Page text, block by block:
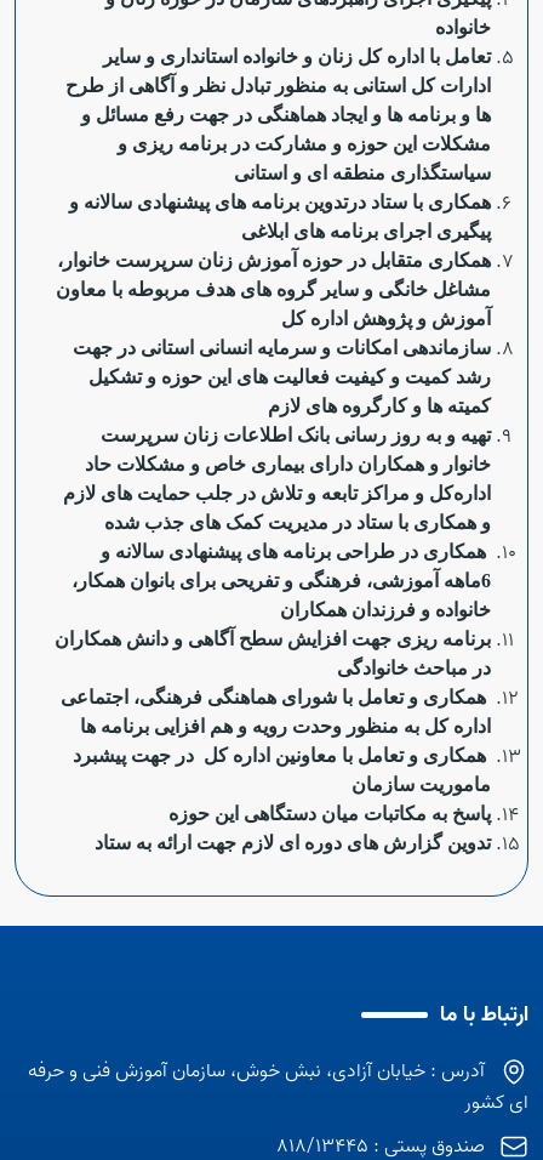
خانواده
تعامل با اداره کل زنان و خانواده استانداری و سایر
ادارات کل استانی به منظور تبادل نظر و آگاهی از طرح
ها و برنامه ها و ایجاد هماهنگی در جهت رفع مسائل و
مشکلات این حوزه و مشارکت در برنامه ریزی و
سیاستگذاری منطقه ای و استانی
همکاری با ستاد درتدوین برنامه های پیشنهادی سالانه و
پیگیری اجرای برنامه های ابلاغی
همکاری متقابل در حوزه آموزش زنان سرپرست خانوار،
مشاغل خانگی و سایر گروه های هدف مربوطه با معاون
آموزش و پژوهش اداره کل
سازماندهی امکانات و سرمایه انسانی استانی در جهت
رشد کمیت و کیفیت فعالیت های این حوزه و تشکیل
کمیته ها و کارگروه های لازم
تهیه و به روز رسانی بانک اطلاعات زنان سرپرست
خانوار و همکاران دارای بیماری خاص و مشکلات حاد
اداره‌کل و مراکز تابعه و تلاش در جلب حمایت های لازم
و همکاری با ستاد در مدیریت کمک های جذب شده
همکاری در طراحی برنامه های پیشنهادی سالانه و
6ماهه آموزشی، فرهنگی و تفریحی برای بانوان همکار،
خانواده و فرزندان همکاران
برنامه ریزی جهت افزایش سطح آگاهی و دانش همکاران
در مباحث خانوادگی
همکاری و تعامل با شورای هماهنگی فرهنگی، اجتماعی
اداره کل به منظور وحدت رویه و هم افزایی برنامه ها
همکاری و تعامل با معاونین اداره کل در جهت پیشبرد
ماموریت سازمان
پاسخ به مکاتبات میان دستگاهی این حوزه
تدوین گزارش های دوره ای لازم جهت ارائه به ستاد
ارتباط با ما
آدرس : خیابان آزادی، نبش خوش، سازمان آموزش فنی و حرفه
ای کشور
صندوق پستی : 818/13445